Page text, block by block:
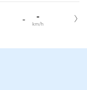
- -
km/h